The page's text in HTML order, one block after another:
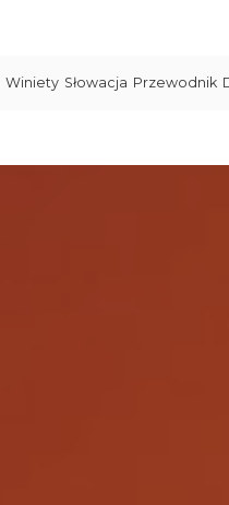
Winiety Słowacja Przewodnik